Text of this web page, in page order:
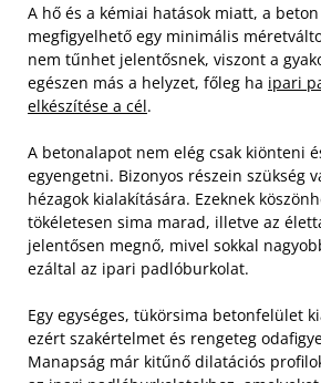
A hő és a kémiai hatások miatt, a
megfigyelhető egy minimális
nem tűnhet jelentősnek, viszont a
egészen más a helyzet, főleg ha ipari
elkészítése a cél.
A betonalapot nem elég csak kiönteni
egyengetni. Bizonyos részein szükség
hézagok kialakítására. Ezeknek
tökéletesen sima marad, illetve az
jelentősen megnő, mivel sokkal
ezáltal az ipari padlóburkolat.
Egy egységes, tükörsima betonfelület
ezért szakértelmet és rengeteg
Manapság már kitűnő dilatációs